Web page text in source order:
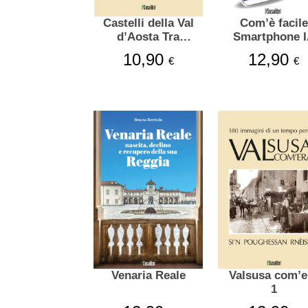
Castelli della Val
d’Aosta Tra
storia e leggende
10,90 €
Com’è facile
Smartphone
12,90€
Venaria Reale
Valsusa
1